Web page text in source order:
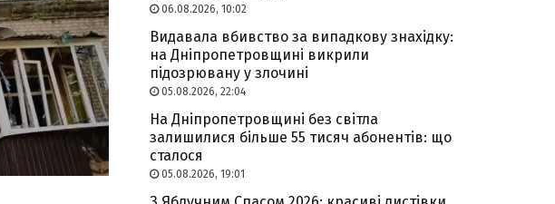
06.08.2026, 10:02
Видавала вбивство за випадкову знахідку:
на Дніпропетровщині викрили
підозрювану у злочині
05.08.2026, 22:04
На Дніпропетровщині без світла
залишилися більше 55 тисяч абонентів: що
сталося
05.08.2026, 19:01